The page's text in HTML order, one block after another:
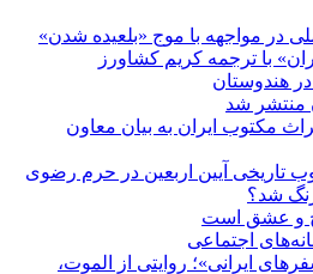
در مواجهه با موج «بلعیده شدن»
با ترجمه کریم کشاورز
مکتوب ایران به بیان معاون
تاریخی آیین اربعین در حرم رضوی
شد؟
صلح و عشق است
اجتماعی
ایرانی»؛ روایتی از الموت،